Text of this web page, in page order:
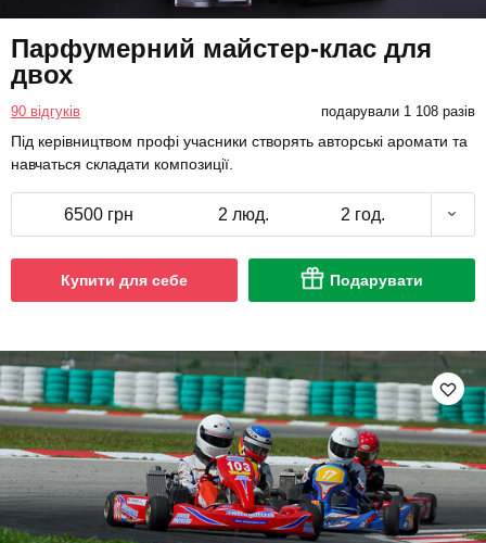
Парфумерний майстер-клас для
двох
90 відгуків подарували 1 108 разів
Під керівництвом профі учасники створять авторські аромати та
навчаться складати композиції.
6500 грн 2 люд. 2 год.
Купити для себе Подарувати